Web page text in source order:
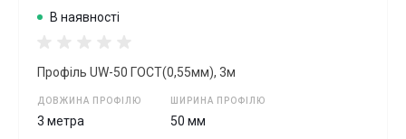
В наявності
Профіль UW-50 ГОСТ(0,55мм), 3м
ДОВЖИНА ПРОФІЛЮ
3 метра
ШИРИНА ПРОФІЛЮ
50 мм